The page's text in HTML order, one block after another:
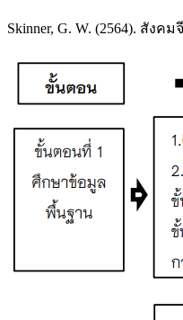
Skinner, G. W. (2564). สัง